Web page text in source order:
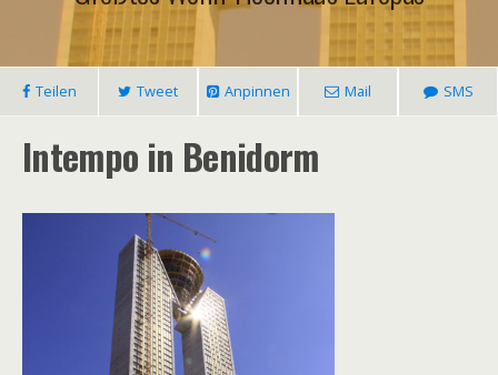
Teilen Tweet Anpinnen Mail SMS
Intempo in Benidorm